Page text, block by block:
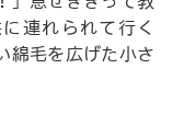
連れられて行く
綿毛を広げた小さ